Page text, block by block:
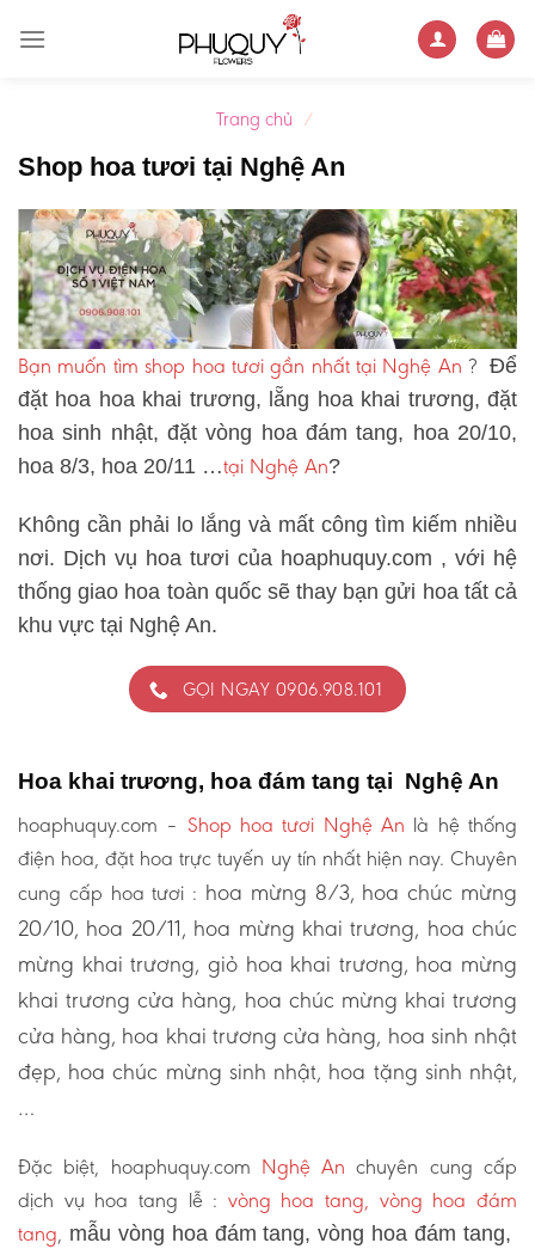
Trang chủ /
Shop hoa tươi tại Nghệ An
Bạn muốn tìm shop hoa tươi gần nhất tại Nghệ An ? Để
đặt hoa hoa khai trương, lẵng hoa khai trương, đặt
hoa sinh nhật, đặt vòng hoa đám tang, hoa 20/10,
hoa 8/3, hoa 20/11 …tại Nghệ An?
Không cần phải lo lắng và mất công tìm kiếm nhiều
nơi. Dịch vụ hoa tươi của hoaphuquy.com , với hệ
thống giao hoa toàn quốc sẽ thay bạn gửi hoa tất cả
khu vực tại Nghệ An.
GỌI NGAY 0906.908.101
Hoa khai trương, hoa đám tang tại Nghệ An
hoaphuquy.com – Shop hoa tươi Nghệ An là hệ thống
điện hoa, đặt hoa trực tuyến uy tín nhất hiện nay. Chuyên
cung cấp hoa tươi : hoa mừng 8/3, hoa chúc mừng
20/10, hoa 20/11, hoa mừng khai trương, hoa chúc
mừng khai trương, giỏ hoa khai trương, hoa mừng
khai trương cửa hàng, hoa chúc mừng khai trương
cửa hàng, hoa khai trương cửa hàng, hoa sinh nhật
đẹp, hoa chúc mừng sinh nhật, hoa tặng sinh nhật,
…
Đặc biệt, hoaphuquy.com Nghệ An chuyên cung cấp
dịch vụ hoa tang lễ : vòng hoa tang, vòng hoa đám
tang, mẫu vòng hoa đám tang, vòng hoa đám tang,